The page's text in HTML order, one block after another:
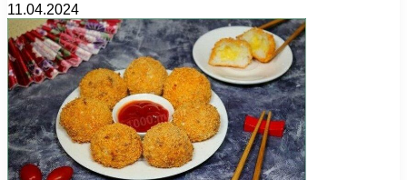
11.04.2024